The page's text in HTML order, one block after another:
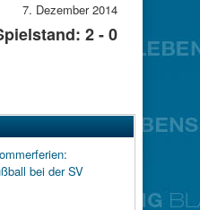
7. Dezember 2014
2 - 0
bei der SV